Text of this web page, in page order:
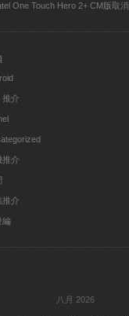
One Touch Hero 2+ CM版取消
推介
推介
推介
編
八月 2026